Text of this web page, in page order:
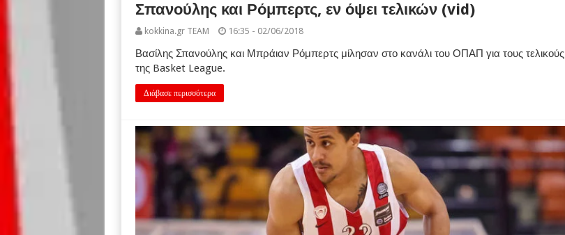
Σπανούλης και Ρόμπερτς, εν όψει τελικών (vid)
kokkina.gr TEAM 16:35 - 02/06/2018
Βασίλης Σπανούλης και Μπράιαν Ρόμπερτς μίλησαν στο κανάλι του ΟΠΑΠ για τους τελικούς
της Basket League.
Διάβασε περισσότερα